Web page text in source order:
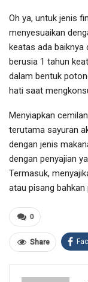
Oh ya, untuk jenis
menyesuaikan
keatas ada baiknya
berusia 1 tahun
dalam bentuk
hati saat
Menyiapkan
terutama sayuran
dengan jenis
dengan penyajian
Termasuk,
atau pisang
0
Share